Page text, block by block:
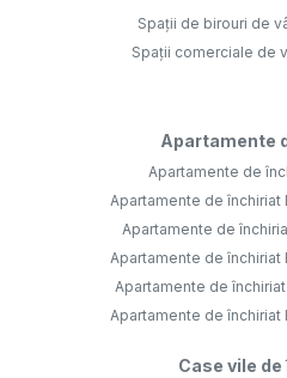
Spații de birouri de
Spații comerciale de
Apartamente
Apartamente de
Apartamente de închiriat
Apartamente de
Apartamente de închiriat
Apartamente de
Apartamente de închiriat
Case vile